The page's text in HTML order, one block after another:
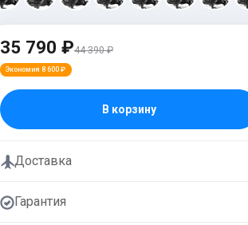
35 790 ₽44 390 ₽
Экономия 8 600 ₽
В корзину
Доставка
Гарантия